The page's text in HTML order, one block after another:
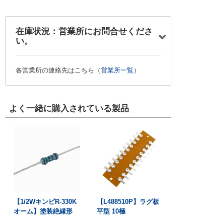
在庫状況：営業所にお問合せくださ
い。
各営業所の連絡先はこちら（営業所一覧 ）
よく一緒に購入されている製品
【1/2WキンピR-330K
オーム】塗装絶縁形
【L488510P】ラグ板
平型 10極